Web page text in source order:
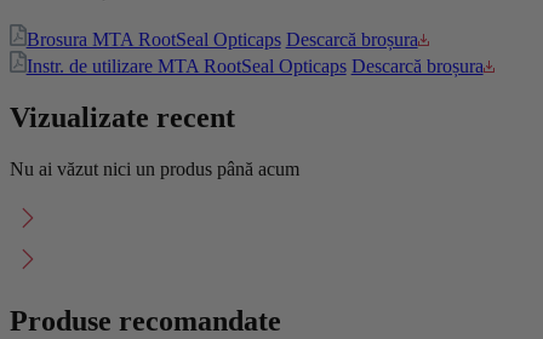
Brosura MTA RootSeal Opticaps Descarcă broșura
Instr. de utilizare MTA RootSeal Opticaps Descarcă broșura
Vizualizate recent
Nu ai văzut nici un produs până acum
Produse recomandate